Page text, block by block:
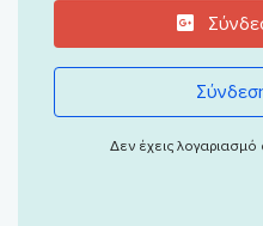
Δεν έχεις